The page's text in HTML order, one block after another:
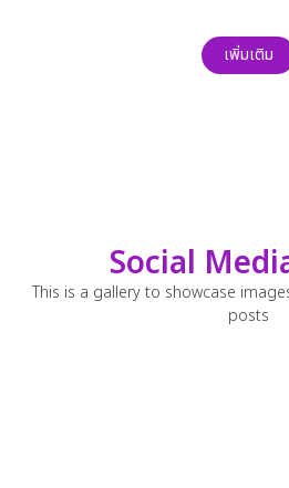
เพิ่มเติม
Social
This is a gallery to showcase
posts